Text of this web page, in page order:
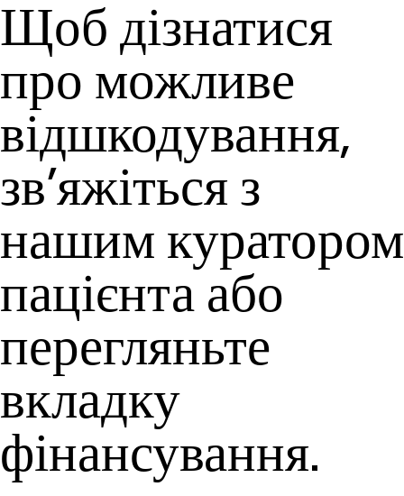
Щоб дізнатися
про можливе
відшкодування,
зв’яжіться з
нашим куратором
пацієнта або
перегляньте
вкладку
фінансування.